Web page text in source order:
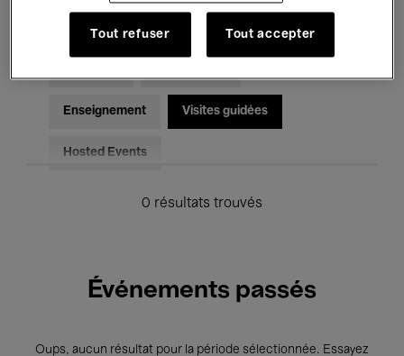
Enseignement Visites guidées
Hosted Events
0 résultats trouvés
Événements passés
Oups, aucun résultat pour la période sélectionnée. Essayez
Tout refuser Tout accepter